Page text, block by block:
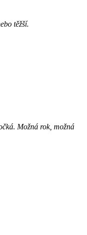
těžší.
Možná rok, možná